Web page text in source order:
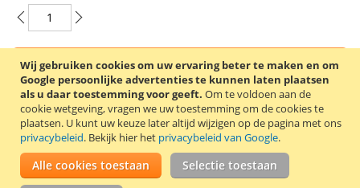
Wij gebruiken cookies om uw ervaring beter te maken en om
Google persoonlijke advertenties te kunnen laten plaatsen
als u daar toestemming voor geeft. Om te voldoen aan de
cookie wetgeving, vragen we uw toestemming om de cookies te
plaatsen. U kunt uw keuze later altijd wijzigen op de pagina met ons
privacybeleid. Bekijk hier het privacybeleid van Google.
Alle cookies toestaan Selectie toestaan
In Winkelwagen
VOEG TOE AAN VERLANGLIJST
TOEVOEGEN OM TE VERGELIJKEN